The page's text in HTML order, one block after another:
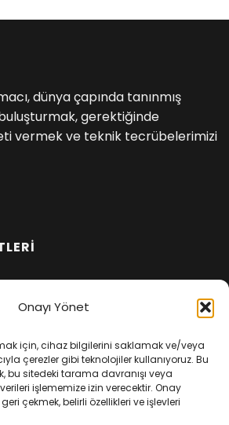
Onayı Yönet
için, cihaz bilgilerini saklamak ve/veya
çerezler gibi teknolojiler kullanıyoruz. Bu
bu sitedeki tarama davranışı veya
işlememize izin verecektir. Onay
çekmek, belirli özellikleri ve işlevleri
dünya çapında tanınmış
gerektiğinde
vermek ve teknik tecrübelerimizi